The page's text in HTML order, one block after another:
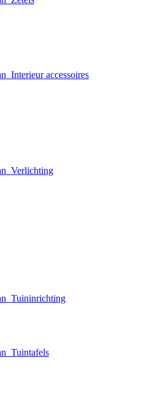
Interieur accessoires
Verlichting
Tuininrichting
Tuintafels